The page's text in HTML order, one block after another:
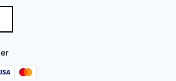
kr..